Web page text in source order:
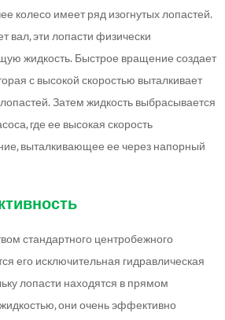
колесо имеет ряд изогнутых лопастей.
вал, эти лопасти физически
жидкость. Быстрое вращение создает
с высокой скоростью выталкивает
Затем жидкость выбрасывается
где ее высокая скорость
выталкивающее ее через напорный
стандартного центробежного
его исключительная гидравлическая
лопасти находятся в прямом
они очень эффективно